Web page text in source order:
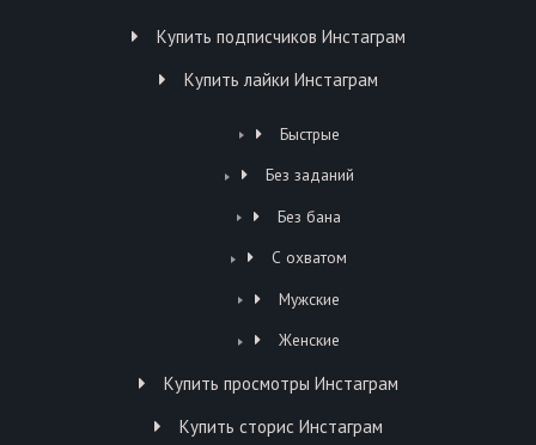
Купить подписчиков Инстаграм
Купить лайки Инстаграм
Быстрые
Без заданий
Без бана
С охватом
Мужские
Женские
Купить просмотры Инстаграм
Купить сторис Инстаграм